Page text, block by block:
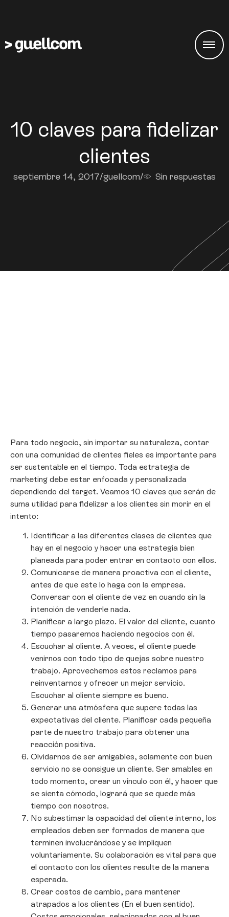
10 claves para fidelizar
clientes
septiembre 14, 2017/guellcom/ Sin respuestas
Para todo negocio, sin importar su naturaleza, contar
con una comunidad de clientes fieles es importante para
ser sustentable en el tiempo. Toda estrategia de
marketing debe estar enfocada y personalizada
dependiendo del target. Veamos 10 claves que serán de
suma utilidad para fidelizar a los clientes sin morir en el
intento:
Identificar a las diferentes clases de clientes que
hay en el negocio y hacer una estrategia bien
planeada para poder entrar en contacto con ellos.
Comunicarse de manera proactiva con el cliente,
antes de que este lo haga con la empresa.
Conversar con el cliente de vez en cuando sin la
intención de venderle nada.
Planificar a largo plazo. El valor del cliente, cuanto
tiempo pasaremos haciendo negocios con él.
Escuchar al cliente. A veces, el cliente puede
venirnos con todo tipo de quejas sobre nuestro
trabajo. Aprovechemos estos reclamos para
reinventarnos y ofrecer un mejor servicio.
Escuchar al cliente siempre es bueno.
Generar una atmósfera que supere todas las
expectativas del cliente. Planificar cada pequeña
parte de nuestro trabajo para obtener una
reacción positiva.
Olvidarnos de ser amigables, solamente con buen
servicio no se consigue un cliente. Ser amables en
todo momento, crear un vínculo con él, y hacer que
se sienta cómodo, logrará que se quede más
tiempo con nosotros.
No subestimar la capacidad del cliente interno, los
empleados deben ser formados de manera que
terminen involucrándose y se impliquen
voluntariamente. Su colaboración es vital para que
el contacto con los clientes resulte de la manera
esperada.
Crear costos de cambio, para mantener
atrapados a los clientes (En el buen sentido).